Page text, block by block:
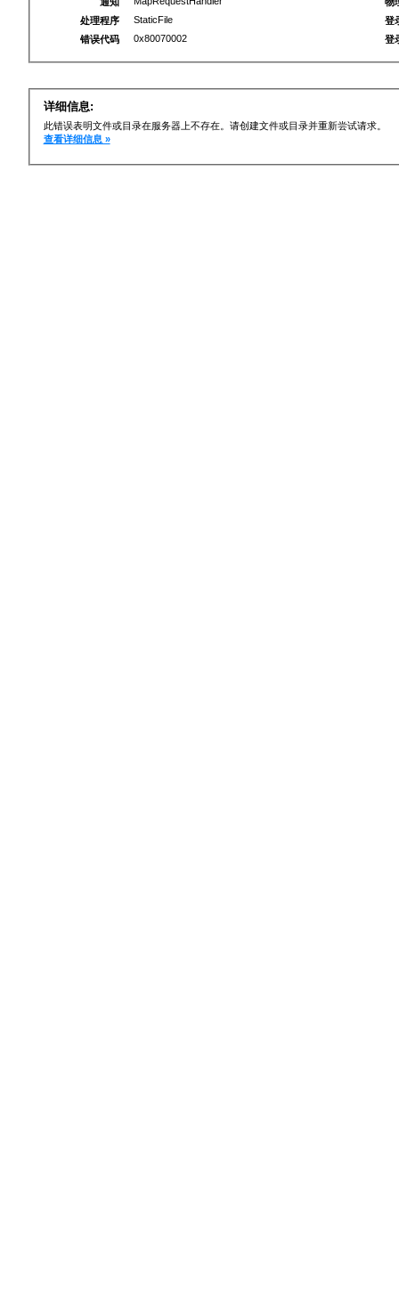
处理程序
StaticFile
错误代码
0x80070002
登
登
详细信息:
此错误表明文件或目录在服务器上不存在。请创建文件或目录并重新尝试请求。
查看详细信息 »